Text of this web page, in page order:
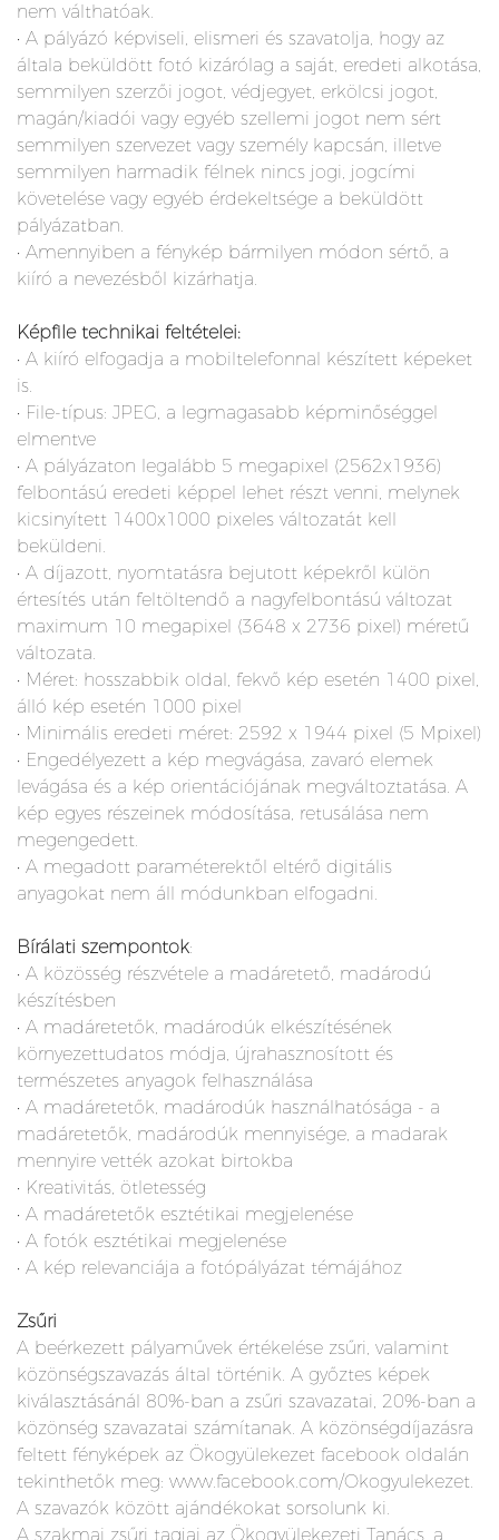
nem válthatóak.
• A pályázó képviseli, elismeri és szavatolja, hogy az
általa beküldött fotó kizárólag a saját, eredeti alkotása,
semmilyen szerzői jogot, védjegyet, erkölcsi jogot,
magán/kiadói vagy egyéb szellemi jogot nem sért
semmilyen szervezet vagy személy kapcsán, illetve
semmilyen harmadik félnek nincs jogi, jogcími
követelése vagy egyéb érdekeltsége a beküldött
pályázatban.
• Amennyiben a fénykép bármilyen módon sértő, a
kiíró a nevezésből kizárhatja.
Képfile technikai feltételei:
• A kiíró elfogadja a mobiltelefonnal készített képeket
is.
• File-típus: JPEG, a legmagasabb képminőséggel
elmentve
• A pályázaton legalább 5 megapixel (2562x1936)
felbontású eredeti képpel lehet részt venni, melynek
kicsinyített 1400x1000 pixeles változatát kell
beküldeni.
• A díjazott, nyomtatásra bejutott képekről külön
értesítés után feltöltendő a nagyfelbontású változat
maximum 10 megapixel (3648 x 2736 pixel) méretű
változata.
• Méret: hosszabbik oldal, fekvő kép esetén 1400 pixel,
álló kép esetén 1000 pixel
• Minimális eredeti méret: 2592 x 1944 pixel (5 Mpixel)
• Engedélyezett a kép megvágása, zavaró elemek
levágása és a kép orientációjának megváltoztatása. A
kép egyes részeinek módosítása, retusálása nem
megengedett.
• A megadott paraméterektől eltérő digitális
anyagokat nem áll módunkban elfogadni.
Bírálati szempontok:
• A közösség részvétele a madáretető, madárodú
készítésben
• A madáretetők, madárodúk elkészítésének
környezettudatos módja, újrahasznosított és
természetes anyagok felhasználása
• A madáretetők, madárodúk használhatósága - a
madáretetők, madárodúk mennyisége, a madarak
mennyire vették azokat birtokba
• Kreativitás, ötletesség
• A madáretetők esztétikai megjelenése
• A fotók esztétikai megjelenése
• A kép relevanciája a fotópályázat témájához
Zsűri
A beérkezett pályaművek értékelése zsűri, valamint
közönségszavazás által történik. A győztes képek
kiválasztásánál 80%-ban a zsűri szavazatai, 20%-ban a
közönség szavazatai számítanak. A közönségdíjazásra
feltett fényképek az Ökogyülekezet facebook oldalán
tekinthetők meg: www.facebook.com/Okogyulekezet.
A szavazók között ajándékokat sorsolunk ki.
A szakmai zsűri tagjai az Ökogyülekezeti Tanács, a